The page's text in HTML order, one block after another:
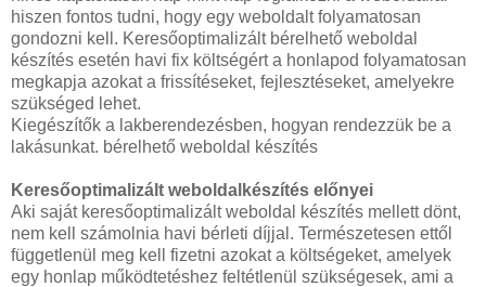
hiszen fontos tudni, hogy egy weboldalt folyamatosan
gondozni kell. Keresőoptimalizált bérelhető weboldal
készítés esetén havi fix költségért a honlapod folyamatosan
megkapja azokat a frissítéseket, fejlesztéseket, amelyekre
szükséged lehet.
Kiegészítők a lakberendezésben, hogyan rendezzük be a
lakásunkat. bérelhető weboldal készítés
Keresőoptimalizált weboldalkészítés előnyei
Aki saját keresőoptimalizált weboldal készítés mellett dönt,
nem kell számolnia havi bérleti díjjal. Természetesen ettől
függetlenül meg kell fizetni azokat a költségeket, amelyek
egy honlap működtetéshez feltétlenül szükségesek, ami a